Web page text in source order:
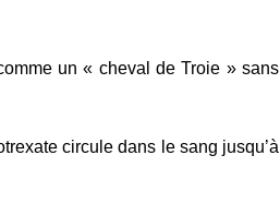
un « cheval de Troie » sans
circule dans le sang jusqu’à